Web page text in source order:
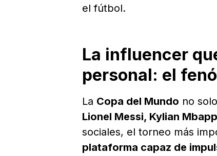
el fútbol.
La influencer
personal: el
La Copa del Mundo no
Lionel Messi, Kylian
sociales, el torneo más
plataforma capaz de